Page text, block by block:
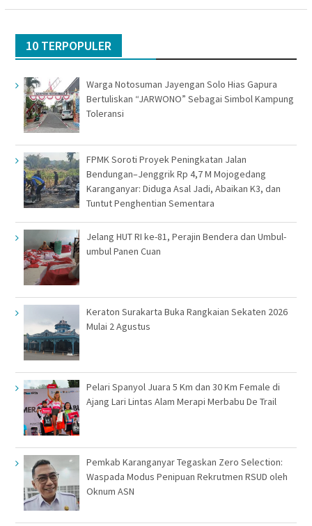
10 TERPOPULER
Warga Notosuman Jayengan Solo Hias Gapura
Bertuliskan “JARWONO” Sebagai Simbol Kampung
Toleransi
FPMK Soroti Proyek Peningkatan Jalan
Bendungan–Jenggrik Rp 4,7 M Mojogedang
Karanganyar: Diduga Asal Jadi, Abaikan K3, dan
Tuntut Penghentian Sementara
Jelang HUT RI ke-81, Perajin Bendera dan Umbul-
umbul Panen Cuan
Keraton Surakarta Buka Rangkaian Sekaten 2026
Mulai 2 Agustus
Pelari Spanyol Juara 5 Km dan 30 Km Female di
Ajang Lari Lintas Alam Merapi Merbabu De Trail
Pemkab Karanganyar Tegaskan Zero Selection:
Waspada Modus Penipuan Rekrutmen RSUD oleh
Oknum ASN